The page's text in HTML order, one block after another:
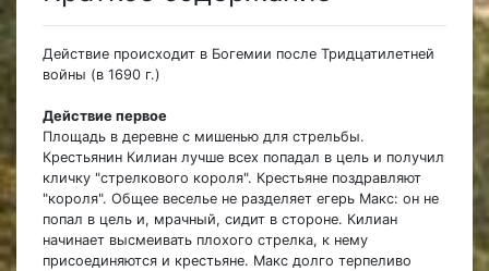
Действие происходит в Богемии после Тридцатилетней
войны (в 1690 г.)
Действие первое
Площадь в деревне с мишенью для стрельбы.
Крестьянин Килиан лучше всех попадал в цель и получил
кличку "стрелкового короля". Крестьяне поздравляют
"короля". Общее веселье не разделяет егерь Макс: он не
попал в цель и, мрачный, сидит в стороне. Килиан
начинает высмеивать плохого стрелка, к нему
присоединяются и крестьяне. Макс долго терпеливо